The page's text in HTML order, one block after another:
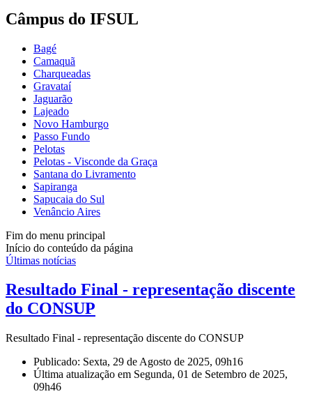
Câmpus do IFSUL
Bagé
Camaquã
Charqueadas
Gravataí
Jaguarão
Lajeado
Novo Hamburgo
Passo Fundo
Pelotas
Pelotas - Visconde da Graça
Santana do Livramento
Sapiranga
Sapucaia do Sul
Venâncio Aires
Fim do menu principal
Início do conteúdo da página
Últimas notícias
Resultado Final - representação discente
do CONSUP
Resultado Final - representação discente do CONSUP
Publicado: Sexta, 29 de Agosto de 2025, 09h16
Última atualização em Segunda, 01 de Setembro de 2025,
09h46